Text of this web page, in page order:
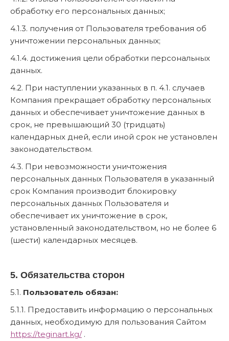
обработку его персональных данных;
4.1.3. получения от Пользователя требования об
уничтожении персональных данных;
4.1.4. достижения цели обработки персональных
данных.
4.2. При наступлении указанных в п. 4.1. случаев
Компания прекращает обработку персональных
данных и обеспечивает уничтожение данных в
срок, не превышающий 30 (тридцать)
календарных дней, если иной срок не установлен
законодательством.
4.3. При невозможности уничтожения
персональных данных Пользователя в указанный
срок Компания производит блокировку
персональных данных Пользователя и
обеспечивает их уничтожение в срок,
установленный законодательством, но не более 6
(шести) календарных месяцев.
5. Обязательства сторон
5.1. Пользователь обязан:
5.1.1. Предоставить информацию о персональных
данных, необходимую для пользования Сайтом
https://teginart.kg/.